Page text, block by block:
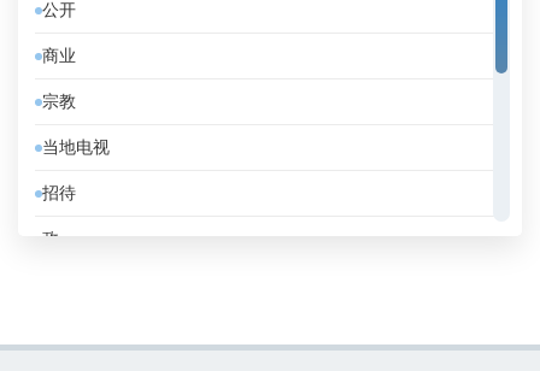
佛得角
俄罗斯
保加利亚
克罗地亚
冰岛
公开
商业
宗教
当地电视
招待
政